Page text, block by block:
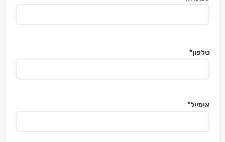
טלפון*
אימייל*